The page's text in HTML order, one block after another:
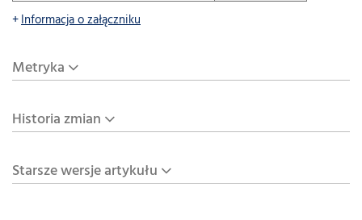
Informacja o załączniku
Metryka
Historia zmian
Starsze wersje artykułu